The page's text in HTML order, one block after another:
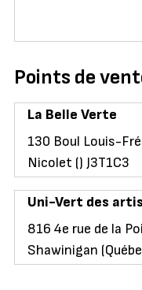
Points de
La Belle Verte
130 Boul Louis-
Nicolet () J3T1C3
Uni-Vert des
816 4e rue de la
Shawinigan